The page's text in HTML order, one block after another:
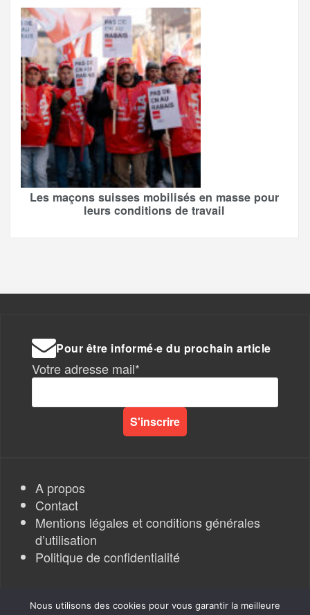
Les maçons suisses mobilisés en masse pour
leurs conditions de travail
Pour être informé·e du prochain article
Votre adresse mail*
A propos
Contact
Mentions légales et conditions générales
d’utilisation
Politique de confidentialité
Nous utilisons des cookies pour vous garantir la meilleure